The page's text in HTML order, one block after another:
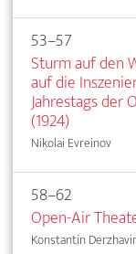
53–57
Sturm auf den
auf die
Jahrestags der
(1924)
Nikolai Evreinov
58–62
Open-Air
Konstantin